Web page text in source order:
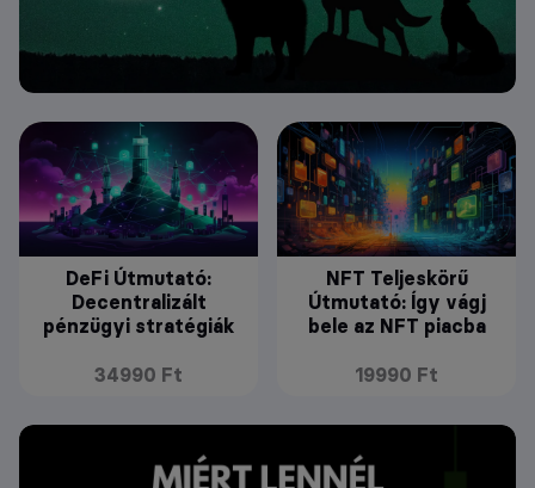
DeFi Útmutató:
Decentralizált
pénzügyi stratégiák
34990 Ft
NFT Teljeskörű
Útmutató: Így vágj
bele az NFT piacba
19990 Ft